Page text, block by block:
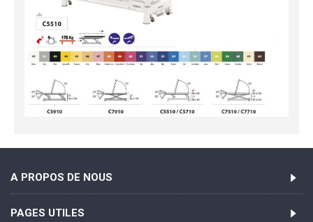
A PROPOS DE NOUS
PAGES UTILES